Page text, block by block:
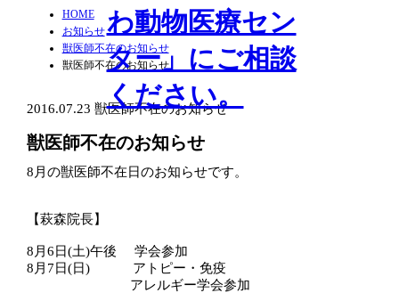
HOME
お知らせ
獣医師不在のお知らせ
獣医師不在のお知らせ
2016.07.23 獣医師不在のお知らせ
獣医師不在のお知らせ
8月の獣医師不在日のお知らせです。
【萩森院長】
8月6日(土)午後 学会参加
8月7日(日) アトピー・免疫
アレルギー学会参加